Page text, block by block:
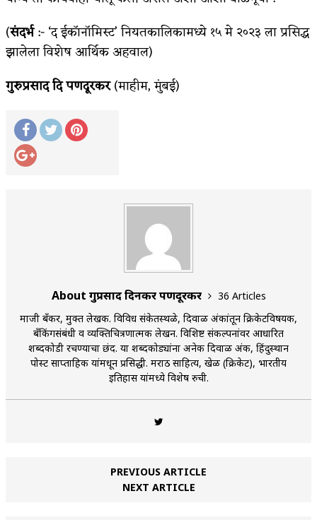
(संदर्भ:- ‘द ईकॉनॉमिस्ट’ नियतकालिकामध्ये १५ मे २०२३ ला प्रसिद्ध
झालेला विशेष आर्थिक अहवाल)
गुरुप्रसाद दि पणदूरकर(माहीम, मुंबई)
About गुरुप्रसाद दिनकर पणदूरकर
36 Articles
माजी बँकर, मुक्त लेखक. विविध संकेतस्थळे, दिवाळी अंकांतून क्रिकेटविषयक,
बँकिंगसंबंधी व व्यक्तिचित्रणात्मक लेखन. विशिष्ट संकल्पनांवर आधारित
शब्दकोडी रचण्याचा छंद. या शब्दकोड्यांना अनेक दिवाळी अंक, हिंदुस्थान
पोस्ट साप्ताहिक यांमधून प्रसिद्धी. मराठी साहित्य, खेळ (क्रिकेट), भारतीय
इतिहास यांमध्ये विशेष रुची.
PREVIOUS ARTICLE
NEXT ARTICLE